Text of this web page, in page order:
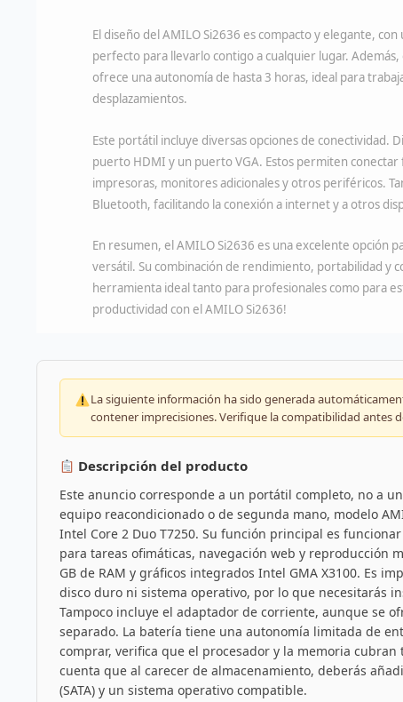
El diseño del AMILO Si2636 es compacto y elegante,
perfecto para llevarlo contigo a cualquier lugar.
ofrece una autonomía de hasta 3 horas, ideal para
desplazamientos.
Este portátil incluye diversas opciones de conectividad.
puerto HDMI y un puerto VGA. Estos permiten
impresoras, monitores adicionales y otros periféricos.
Bluetooth, facilitando la conexión a internet y a otros
En resumen, el AMILO Si2636 es una excelente opción
versátil. Su combinación de rendimiento, portabilidad y
herramienta ideal tanto para profesionales como para
productividad con el AMILO Si2636!
La siguiente información ha sido generada
contener imprecisiones. Verifique la compatibilidad antes
Descripción del producto
Este anuncio corresponde a un portátil completo, no a
equipo reacondicionado o de segunda mano, modelo
Intel Core 2 Duo T7250. Su función principal es
para tareas ofimáticas, navegación web y reproducción
GB de RAM y gráficos integrados Intel GMA X3100. Es
disco duro ni sistema operativo, por lo que necesitarás
Tampoco incluye el adaptador de corriente, aunque se
separado. La batería tiene una autonomía limitada de
comprar, verifica que el procesador y la memoria
cuenta que al carecer de almacenamiento, deberás
(SATA) y un sistema operativo compatible.